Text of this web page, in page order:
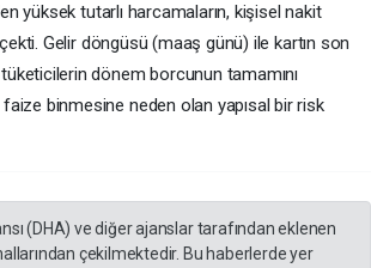
yüksek tutarlı harcamaların, kişisel nakit
Gelir döngüsü (maaş günü) ile kartın son
dönem borcunun tamamını
binmesine neden olan yapısal bir risk
(DHA) ve diğer ajanslar tarafından eklenen
çekilmektedir. Bu haberlerde yer